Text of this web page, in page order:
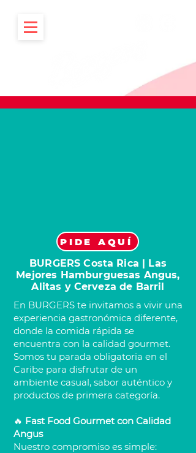
PIDE AQUÍ
BURGERS Costa Rica | Las
Mejores Hamburguesas Angus,
Alitas y Cerveza de Barril
En BURGERS te invitamos a vivir una
experiencia gastronómica diferente,
donde la comida rápida se
encuentra con la calidad gourmet.
Somos tu parada obligatoria en el
Caribe para disfrutar de un
ambiente casual, sabor auténtico y
productos de primera categoría.
🔥 Fast Food Gourmet con Calidad
Angus
Nuestro compromiso es simple: